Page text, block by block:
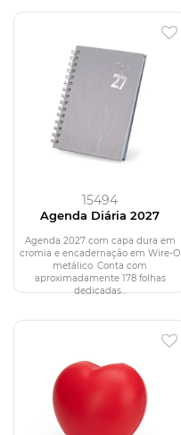
15494
Agenda Diária 2027
Agenda 2027 com capa dura em
cromia e encadernação em Wire-O
metálico. Conta com
aproximadamente 178 folhas
dedicadas...